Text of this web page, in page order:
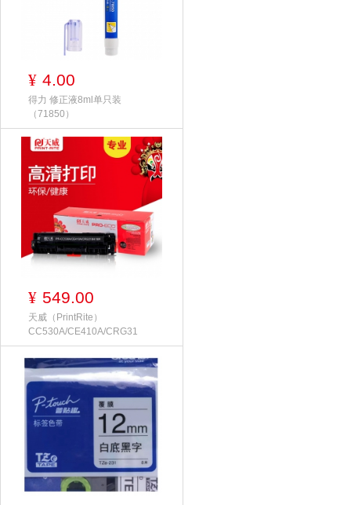
¥ 4.00
得力 修正液8ml单只装
（71850）
¥ 549.00
天威（PrintRite）
CC530A/CE410A/CRG31